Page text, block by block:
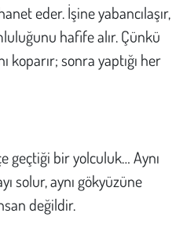
eder. İşine yabancılaşır,
hafife alır. Çünkü
koparır; sonra yaptığı her
geçtiği bir yolculuk… Aynı
solur, aynı gökyüzüne
değildir.